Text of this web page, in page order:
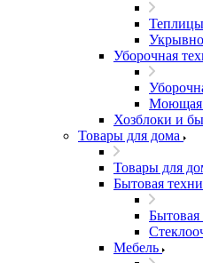
Уборочная
Моющая
Хозблоки и
Товары для дома
Товары для
Бытовая
Бытовая
Мебель